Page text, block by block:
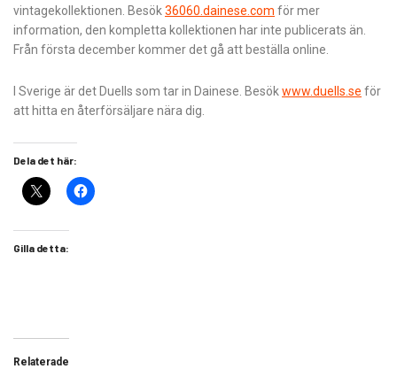
vintagekollektionen. Besök36060.dainese.com för mer
information, den kompletta kollektionen har inte publicerats än.
Från första december kommer det gå att beställa online.
I Sverige är det Duells som tar in Dainese. Besökwww.duells.se för
att hitta en återförsäljare nära dig.
Dela det här:
Gilla detta:
Relaterade